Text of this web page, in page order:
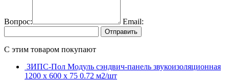
Вопрос: Email:
Отправить
C этим товаром покупают
ЗИПС-Пол Модуль сэндвич-панель звукоизоляционная
1200 х 600 х 75 0.72 м2/шт